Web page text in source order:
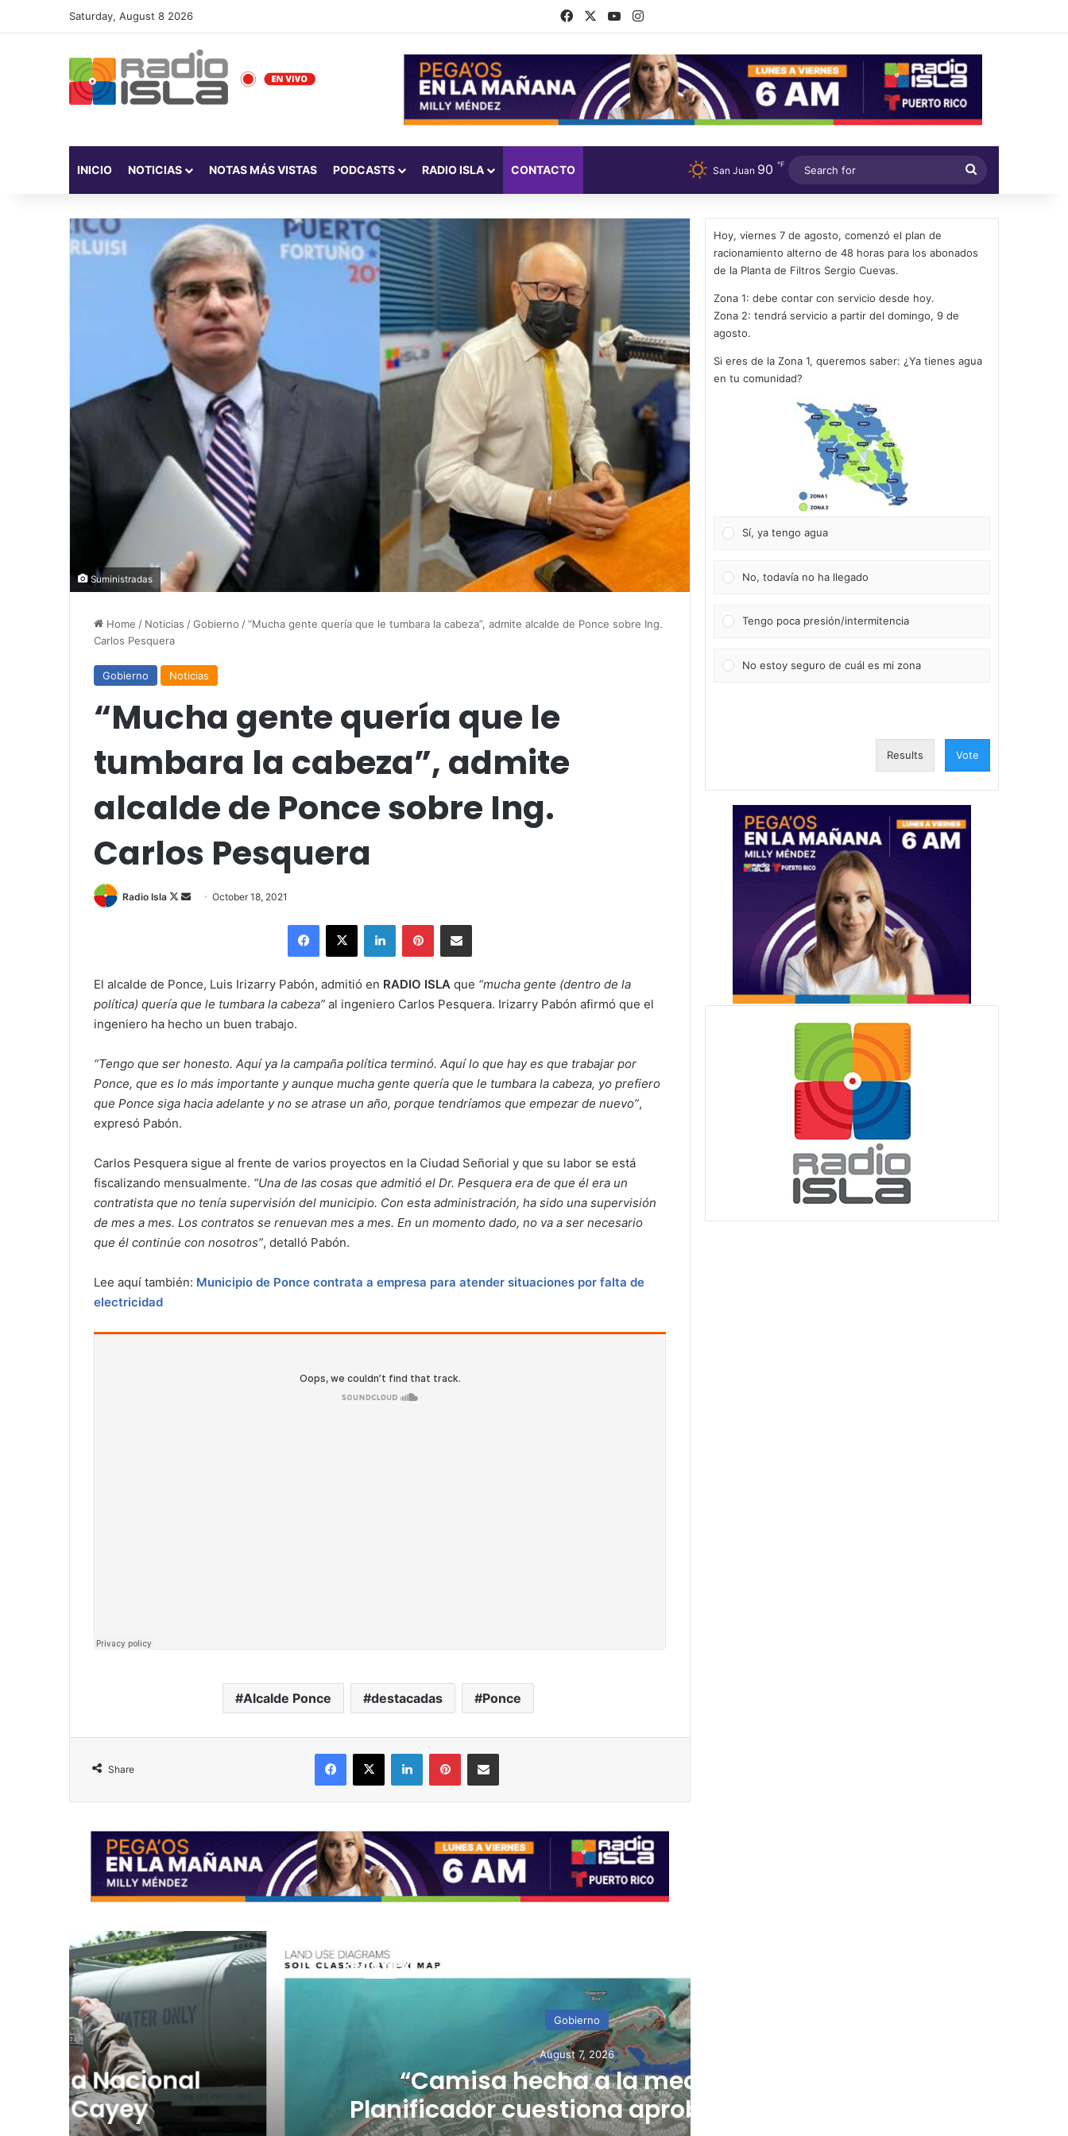
Saturday, August 8 2026 FacebookYouTubeInstagram
INICIO NOTICIAS NOTAS MÁS VISTAS PODCASTS RADIO ISLA CONTACTO San Juan 90 ℉
for
Suministradas
Home / Noticias /Gobierno /“Mucha gente quería que le tumbara la cabeza”, admite alcalde de Ponce sobre Ing.
Carlos Pesquera
Gobierno Noticias
“Mucha gente quería que le
tumbara la cabeza”, admite
alcalde de Ponce sobre Ing.
Carlos Pesquera
Radio Isla
Follow
SendOctober 18, 2021
Facebook
X LinkedInPinterestShare via Email
El alcalde de Ponce, Luis Irizarry Pabón, admitió en RADIO ISLA que “mucha gente (dentro de la
política) quería que le tumbara la cabeza” al ingeniero Carlos Pesquera. Irizarry Pabón afirmó que el
ingeniero ha hecho un buen trabajo.
“Tengo que ser honesto. Aquí ya la campaña política terminó. Aquí lo que hay es que trabajar por
Ponce, que es lo más importante y aunque mucha gente quería que le tumbara la cabeza, yo prefiero
que Ponce siga hacia adelante y no se atrase un año, porque tendríamos que empezar de nuevo”,
expresó Pabón.
Carlos Pesquera sigue al frente de varios proyectos en la Ciudad Señorial y que su labor se está
fiscalizando mensualmente. “Una de las cosas que admitió el Dr. Pesquera era de que él era un
contratista que no tenía supervisión del municipio. Con esta administración, ha sido una supervisión
de mes a mes. Los contratos se renuevan mes a mes. En un momento dado, no va a ser necesario
que él continúe con nosotros”, detalló Pabón.
Lee aquí también: Municipio de Ponce contrata a empresa para atender situaciones por falta de
electricidad
Alcalde Ponce destacadas Ponce
Share
Facebook
X LinkedInPinterestShare via Email
Read Next
“Camisa hecha a la medida”:
Planificador cuestiona aprobación de
Hoy, viernes 7 de agosto, comenzó el plan de
racionamiento alterno de 48 horas para los abonados
de la Planta de Filtros Sergio Cuevas.
Zona 1: debe contar con servicio desde hoy.
Zona 2: tendrá servicio a partir del domingo, 9 de
agosto.
Si eres de la Zona 1, queremos saber: ¿Ya tienes agua
en tu comunidad?
Sí, ya tengo agua
No, todavía no ha llegado
Tengo poca presión/intermitencia
No estoy seguro de cuál es mi zona
Results Vote